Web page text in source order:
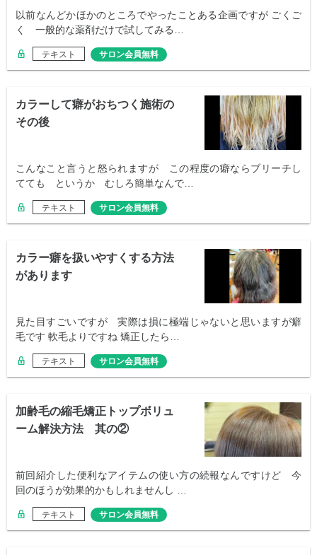
以前なんどかほかのところでやったことある企画ですが ごくご
く 一般的な薬剤だけで試してみる…
テキスト サロン会員無料
カラーして癖がおちつく施術の
その後
こんなこと言うと怒られますが この程度の癖ならブリーチし
てても というか むしろ簡単なんで…
テキスト サロン会員無料
カラー癖を扱いやすくする方法
があります
見た目すごいですが 実際は損に極端じゃないと思いますが癖
毛です 軟毛よりですね 矯正したら…
テキスト サロン会員無料
加齢毛の縮毛矯正トップボリュ
ーム解決方法 其の②
前回紹介した便利なアイテムの使い方の続報なんですけど 今
回のほうが効果的かもしれませんし …
テキスト サロン会員無料